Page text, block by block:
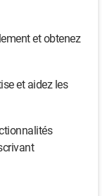
et obtenez
et aidez les